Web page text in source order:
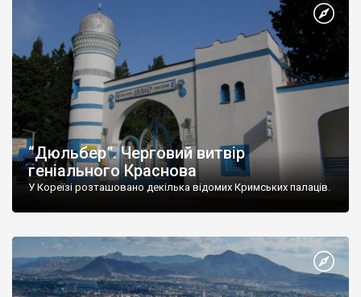
“Дюльбер”. Черговий витвір
геніального Краснова
У Кореїзі розташовано декілька відомих Кримських палаців.